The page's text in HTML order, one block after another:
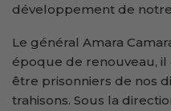
développement de notre
Le général Amara
époque de renouveau,
être prisonniers de nos
trahisons. Sous la